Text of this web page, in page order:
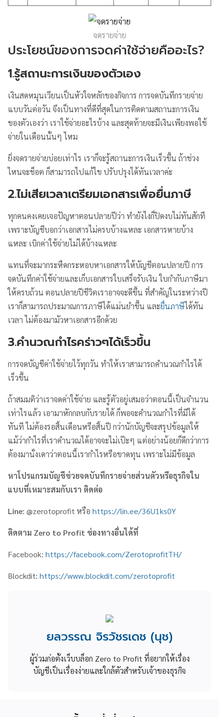
จดรายจ่าย
ประโยชน์ของการจดค่าใช้จ่ายคืออะไร?
1.รู้สถานะการเงินของตัวเอง
เงินสดหมุนเวียนเป็นหัวใจหลักของกิจการ การจดบันทึกรายจ่าย
แบบวันต่อวัน จึงเป็นทางที่ดีที่สุดในการติดตามสถานะการเงิน
ของตัวเองว่า เราใช้จ่ายอะไรบ้าง และสุดท้ายจะมีเงินเพียงพอใช้
จ่ายในเดือนนั้นๆ ไหม
ยิ่งจดรายจ่ายบ่อยเท่าไร เราก็จะรู้สถานะการเงินเร็วขึ้น ถ้าช่วง
ไหนจะช็อต ก็สามารถไปแก้ไข ปรับปรุงได้ทันเวลาค่ะ
2.ไม่เสียเวลาเตรียมเอกสารเพื่อยื่นภาษี
ทุกคนคงเคยเจอปัญหาตอนปลายปีว่า ทำยังไงก็ปิดงบไม่ทันสักที
เพราะบัญชีบอกว่าเอกสารไม่ครบบ้างแหละ เอกสารหายบ้าง
แหละ เบิกค่าใช้จ่ายไม่ได้บ้างแหละ
แทนที่จะมากระหืดกระหอบหาเอกสารให้บัญชีตอนปลายปี การ
จดบันทึกค่าใช้จ่ายและเก็บเอกสารใบเสร็จรับเงิน ใบกำกับภาษีมา
ให้ครบถ้วน ตอนปลายปีชีวิตเราอาจจะดีขึ้น ที่สำคัญในระหว่างปี
เราก็สามารถประมาณการภาษีได้แม่นยำขึ้น และยื่นภาษีได้ทัน
เวลา ไม่ต้องมามัวหาเอกสารอีกด้วย
3.คำนวณกำไรคร่าวๆได้เร็วขึ้น
การจดบัญชีค่าใช้จ่ายไว้ทุกวัน ทำให้เราสามารถคำนวณกำไรได้
เร็วขึ้น
ถ้าสมมติว่าเราจดค่าใช้จ่าย และรู้ตัวอยู่เสมอว่าตอนนี้เป็นจำนวน
เท่าไรแล้ว เอามาหักกลบกับรายได้ ก็พอจะคำนวณกำไรที่มีได้
ทันที ไม่ต้องรอสิ้นเดือนหรือสิ้นปี กว่านักบัญชีจะสรุปข้อมูลให้
แม้ว่ากำไรที่เราคำนวณได้อาจจะไม่เป๊ะๆ แต่อย่างน้อยก็ดีกว่าการ
ต้องมานั่งเดาว่าตอนนี้เรากำไรหรือขาดทุน เพราะไม่มีข้อมูล
หาโปรแกรมบัญชีช่วยจดบันทึกรายจ่ายส่วนตัวหรือธุรกิจใน
แบบที่เหมาะสมกับเรา ติดต่อ
Line: @zerotoprofit หรือ https://lin.ee/36U1ks0Y
ติดตาม Zero to Profit ช่องทางอื่นได้ที่
Facebook: https://facebook.com/ZerotoprofitTH/
Blockdit: https://www.blockdit.com/zerotoprofit
ยลวรรณ จิรวัชรเดช (นุช)
ผู้ร่วมก่อตั้งเว็บบล็อก Zero to Profit ที่อยากให้เรื่อง
บัญชีเป็นเรื่องง่ายและใกล้ตัวสำหรับเจ้าของธุรกิจ